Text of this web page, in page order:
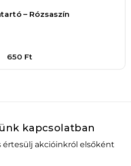
– Rózsaszín
650 Ft
– 1 +
kapcsolatban
értesülj akcióinkról elsőként